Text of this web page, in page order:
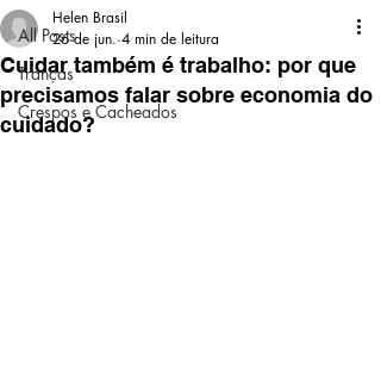
All Posts
Tranças
Crespos e Cacheados
Cuidar também é trabalho: por que
precisamos falar sobre economia do
cuidado?
Helen Brasil
26 de jun. 4 min de leitura